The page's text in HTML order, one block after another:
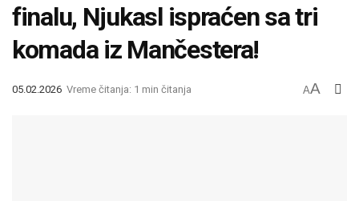
finalu, Njukasl ispraćen sa tri
komada iz Mančestera!
05.02.2026 Vreme čitanja: 1 min čitanja AA